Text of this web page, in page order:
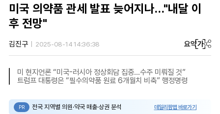
미국 의약품 관세 발표 늦어지나…"내달 이
후 전망"
김진구 2025-08-14 14:36:38 요약가
미 현지언론 “미국-러시아 정상회담 집중…수주 미뤄질 것”
트럼프 대통령은 “필수의약품 원료 6개월치 비축” 행정명령
PR 전국 지역별 의원·약국 매출·상권 분석 데일리팜맵 바로가기